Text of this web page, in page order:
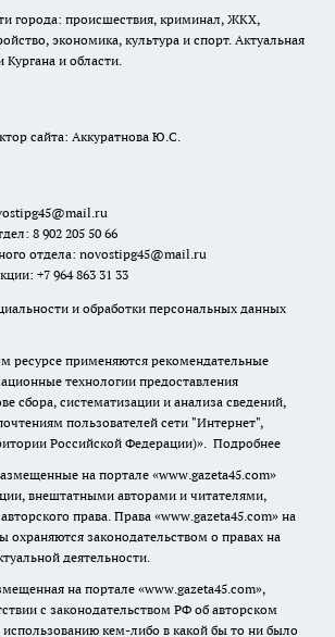
города: происшествия, криминал, ЖКХ,
экономика, культура и спорт. Актуальная
и области.
сайта: Аккуратнова Ю.С.
8 902 205 50 66
отдела: novostipg45@mail.ru
+7 964 863 31 33
и обработки персональных данных
ресурсе применяются рекомендательные
технологии предоставления
сбора, систематизации и анализа сведений,
пользователей сети "Интернет",
Российской Федерации)». Подробнее
на портале «www.gazeta45.com»
внештатными авторами и читателями,
права. Права «www.gazeta45.com» на
охраняются законодательством о правах на
деятельности.
на портале «www.gazeta45.com»,
с законодательством РФ об авторском
кем-либо в какой бы то ни было